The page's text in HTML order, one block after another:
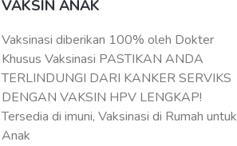
VAKSIN ANAK
Vaksinasi diberikan 100% oleh Dokter
Khusus Vaksinasi PASTIKAN ANDA
TERLINDUNGI DARI KANKER SERVIKS
DENGAN VAKSIN HPV LENGKAP!
Tersedia di imuni, Vaksinasi di Rumah untuk
Anak